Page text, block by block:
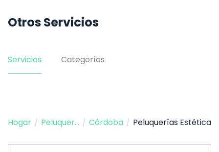
Otros Servicios
Servicios Categorías
Hogar / Peluquería / Córdoba / Peluquerías Estética